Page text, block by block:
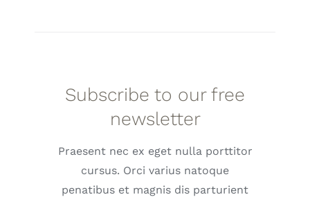
Subscribe to our free
newsletter
Praesent nec ex eget nulla porttitor
cursus. Orci varius natoque
penatibus et magnis dis parturient